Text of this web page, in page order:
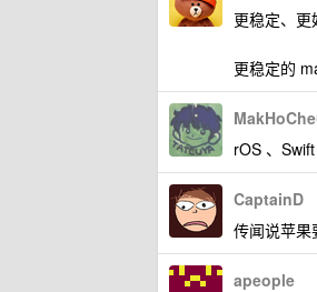
更稳定、
更稳定的
rOS 、
CaptainD
传闻说苹
apeople